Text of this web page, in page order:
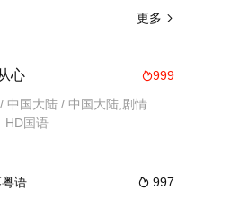
更多 
999
心
中国大陆 / 中国大陆,剧情
HD国语
 997
语